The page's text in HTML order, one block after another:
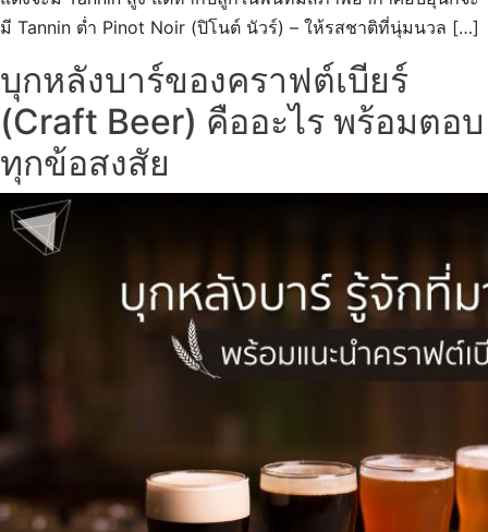
มี Tannin ต่ำ Pinot Noir (ปิโนต์ นัวร์) – ให้รสชาติที่นุ่มนวล […]
บุกหลังบาร์ของคราฟต์เบียร์
(Craft Beer) คืออะไร พร้อมตอบ
ทุกข้อสงสัย